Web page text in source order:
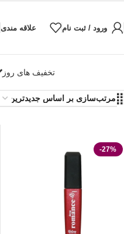
ورود / ثبت نام علاقه مندی
تخفیف های روز
-27%